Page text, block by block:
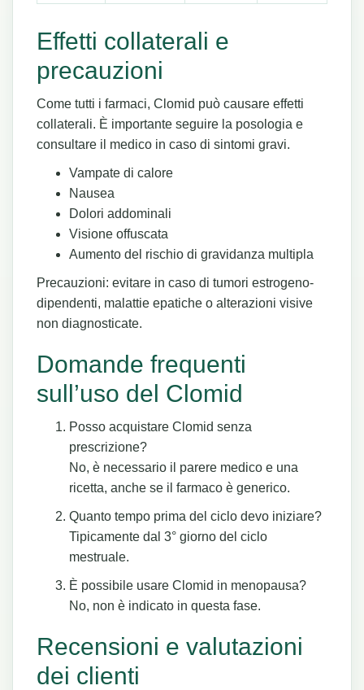
Effetti collaterali e
precauzioni
Come tutti i farmaci, Clomid può causare effetti
collaterali. È importante seguire la posologia e
consultare il medico in caso di sintomi gravi.
Vampate di calore
Nausea
Dolori addominali
Visione offuscata
Aumento del rischio di gravidanza multipla
Precauzioni: evitare in caso di tumori estrogeno-
dipendenti, malattie epatiche o alterazioni visive
non diagnosticate.
Domande frequenti
sull’uso del Clomid
Posso acquistare Clomid senza
prescrizione?
No, è necessario il parere medico e una
ricetta, anche se il farmaco è generico.
Quanto tempo prima del ciclo devo iniziare?
Tipicamente dal 3° giorno del ciclo
mestruale.
È possibile usare Clomid in menopausa?
No, non è indicato in questa fase.
Recensioni e valutazioni
dei clienti